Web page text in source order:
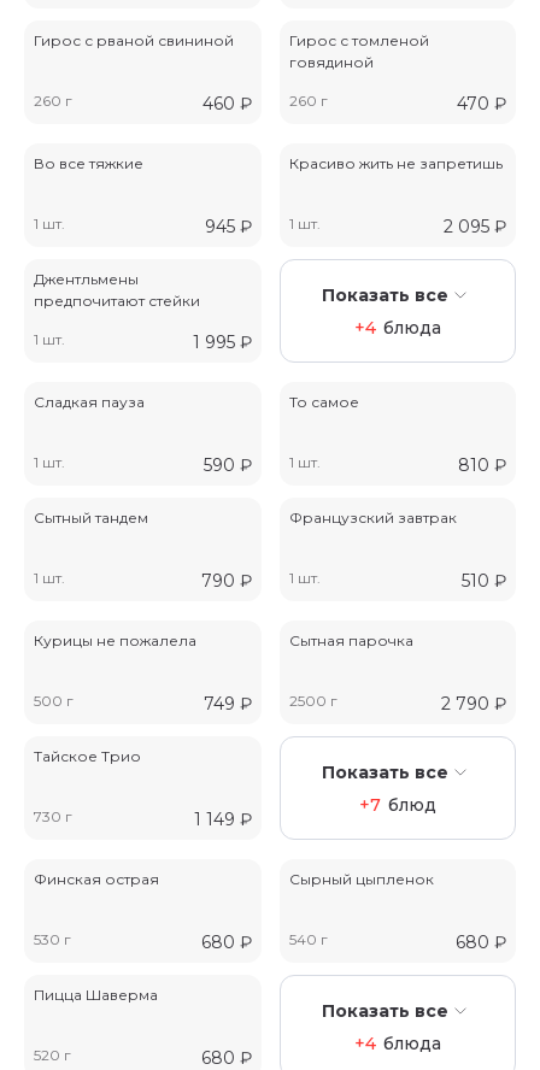
Гирос с рваной свининой
460 ₽
260 г
Гирос с томленой
говядиной
470 ₽
260 г
Во все тяжкие
945 ₽
1 шт.
Красиво жить не запретишь
2 095 ₽
1 шт.
Джентльмены
предпочитают стейки
1 995 ₽
1 шт.
Показать все
+4 блюда
Сладкая пауза
590 ₽
1 шт.
То самое
810 ₽
1 шт.
Сытный тандем
790 ₽
1 шт.
Французский завтрак
510 ₽
1 шт.
Курицы не пожалела
749 ₽
500 г
Сытная парочка
2 790 ₽
2500 г
Тайское Трио
1 149 ₽
730 г
Показать все
+7 блюд
Финская острая
680 ₽
530 г
Сырный цыпленок
680 ₽
540 г
Пицца Шаверма
680 ₽
520 г
Показать все
+4 блюда